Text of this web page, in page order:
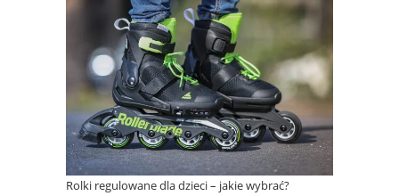
Rolki regulowane dla dzieci – jakie wybrać?